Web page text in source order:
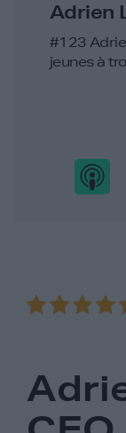
Adrien
#123
jeunes à